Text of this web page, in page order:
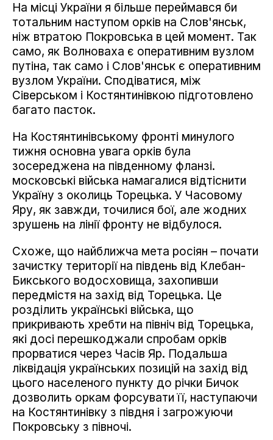
На місці України я більше переймався би
тотальним наступом орків на Слов'янськ,
ніж втратою Покровська в цей момент. Так
само, як Волноваха є оперативним вузлом
путіна, так само і Слов'янськ є оперативним
вузлом України. Сподіватися, між
Сіверськом і Костянтинівкою підготовлено
багато пасток.
На Костянтинівському фронті минулого
тижня основна увага орків була
зосереджена на південному фланзі.
московські війська намагалися відтіснити
Україну з околиць Торецька. У Часовому
Яру, як завжди, точилися бої, але жодних
зрушень на лінії фронту не відбулося.
Схоже, що найближча мета росіян – почати
зачистку території на південь від Клебан-
Бикського водосховища, захопивши
передмістя на захід від Торецька. Це
розділить українські війська, що
прикривають хребти на північ від Торецька,
які досі перешкоджали спробам орків
прорватися через Часів Яр. Подальша
ліквідація українських позицій на захід від
цього населеного пункту до річки Бичок
дозволить оркам форсувати її, наступаючи
на Костянтинівку з півдня і загрожуючи
Покровську з півночі.